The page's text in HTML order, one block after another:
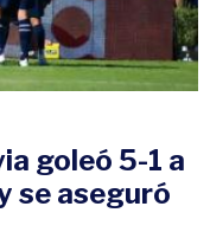
goleó 5-1 a
se aseguró